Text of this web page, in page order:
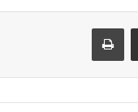
مشاركة عبر البريد طباعة